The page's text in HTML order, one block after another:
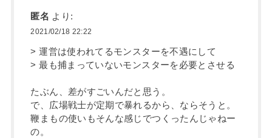
匿名 より:
2021/02/18 22:22
> 運営は使われてるモンスターを不遇にして
> 最も捕まっていないモンスターを必要とさせる
たぶん、差がすごいんだと思う。
で、広場戦士が定期で暴れるから、ならそうと。
鞭まもの使いもそんな感じでつくったんじゃねー
の。